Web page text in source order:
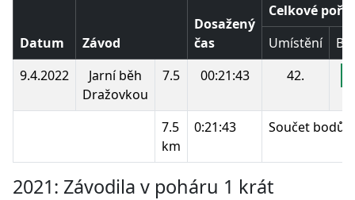
Datum Závod
Dosažený
čas
Celkové
Umístění
9.4.2022
Jarní běh
Dražovkou
7.5 00:21:43 42.
7.5
km
0:21:43 Součet bodů:
2021: Závodila v poháru 1 krát